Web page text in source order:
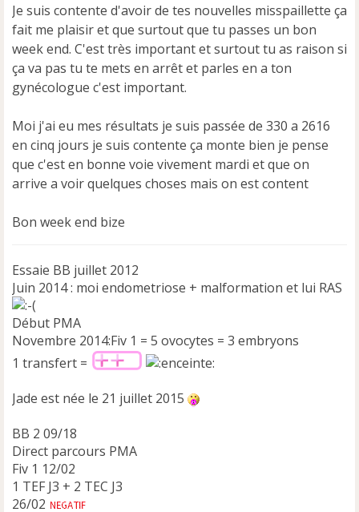
a
g
e
n
o
n
u
Je suis contente d'avoir de tes nouvelles misspaillette ça
fait me plaisir et que surtout que tu passes un bon
week end. C'est très important et surtout tu as raison si
ça va pas tu te mets en arrêt et parles en a ton
gynécologue c'est important.
Moi j'ai eu mes résultats je suis passée de 330 a 2616
en cinq jours je suis contente ça monte bien je pense
que c'est en bonne voie vivement mardi et que on
arrive a voir quelques choses mais on est content
Bon week end bize
Essaie BB juillet 2012
Juin 2014 : moi endometriose + malformation et lui RAS
Début PMA
Novembre 2014:Fiv 1 = 5 ovocytes = 3 embryons
1 transfert =
Jade est née le 21 juillet 2015
BB 2 09/18
Direct parcours PMA
Fiv 1 12/02
1 TEF J3 + 2 TEC J3
26/02